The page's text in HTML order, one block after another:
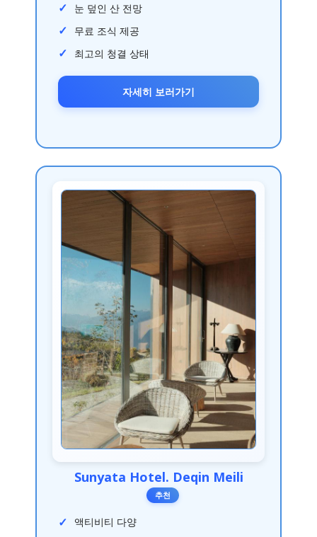
눈 덮인 산 전망
무료 조식 제공
최고의 청결 상태
자세히 보러가기
Sunyata Hotel. Deqin Meili
추천
액티비티 다양